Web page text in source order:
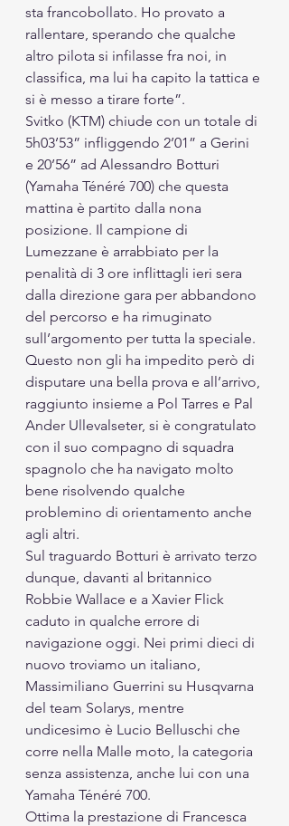
sta francobollato. Ho provato a
rallentare, sperando che qualche
altro pilota si infilasse fra noi, in
classifica, ma lui ha capito la tattica e
si è messo a tirare forte”.
Svitko (KTM) chiude con un totale di
5h03’53” infliggendo 2’01” a Gerini
e 20’56” ad Alessandro Botturi
(Yamaha Ténéré 700) che questa
mattina è partito dalla nona
posizione. Il campione di
Lumezzane è arrabbiato per la
penalità di 3 ore inflittagli ieri sera
dalla direzione gara per abbandono
del percorso e ha rimuginato
sull’argomento per tutta la speciale.
Questo non gli ha impedito però di
disputare una bella prova e all’arrivo,
raggiunto insieme a Pol Tarres e Pal
Ander Ullevalseter, si è congratulato
con il suo compagno di squadra
spagnolo che ha navigato molto
bene risolvendo qualche
problemino di orientamento anche
agli altri.
Sul traguardo Botturi è arrivato terzo
dunque, davanti al britannico
Robbie Wallace e a Xavier Flick
caduto in qualche errore di
navigazione oggi. Nei primi dieci di
nuovo troviamo un italiano,
Massimiliano Guerrini su Husqvarna
del team Solarys, mentre
undicesimo è Lucio Belluschi che
corre nella Malle moto, la categoria
senza assistenza, anche lui con una
Yamaha Ténéré 700.
Ottima la prestazione di Francesca